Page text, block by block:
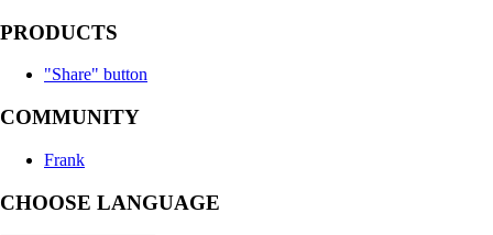
PRODUCTS
"Share" button
COMMUNITY
Frank
CHOOSE LANGUAGE